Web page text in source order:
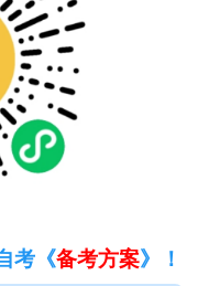
考《备考方案》！